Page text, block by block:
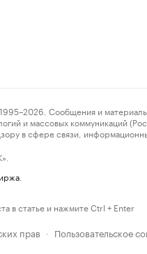
Сообщения и материалы
и массовых коммуникаций
в сфере связи,
в статье и нажмите Ctrl + Enter
прав · Пользовательское